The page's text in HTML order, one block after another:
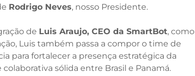
Rodrigo Neves, nosso Presidente.
de Luis Araujo, CEO da SmartBot, como
Luis também passa a compor o time de
para fortalecer a presença estratégica da
sólida entre Brasil e Panamá.